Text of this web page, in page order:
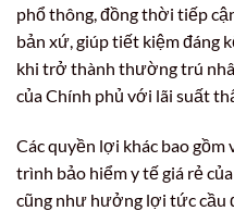
phổ thông, đồng thời tiếp
bản xứ, giúp tiết kiệm đáng
khi trở thành thường trú
của Chính phủ với lãi suất
Các quyền lợi khác bao
trình bảo hiểm y tế giá rẻ
cũng như hưởng lợi tức cầu